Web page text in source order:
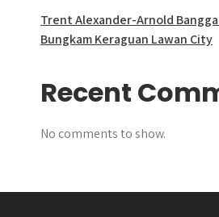
Trent Alexander-Arnold
Bungkam Keraguan Lawan City
Recent
No comments to show.